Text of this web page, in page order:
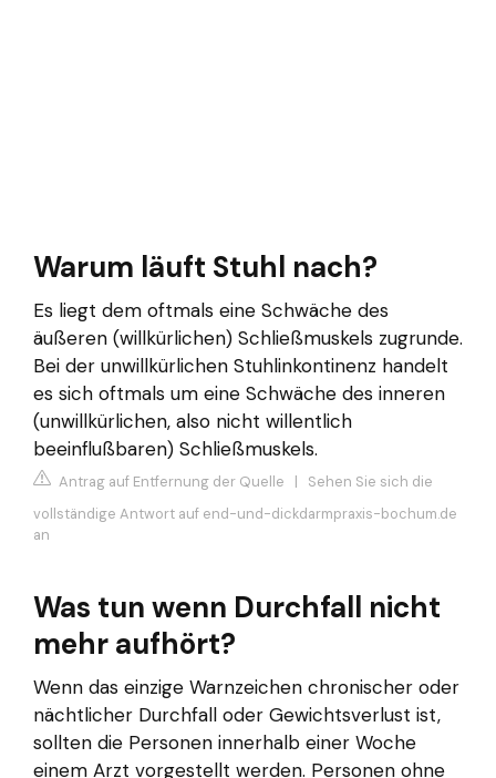
Warum läuft Stuhl nach?
Es liegt dem oftmals eine Schwäche des
äußeren (willkürlichen) Schließmuskels zugrunde.
Bei der unwillkürlichen Stuhlinkontinenz handelt
es sich oftmals um eine Schwäche des inneren
(unwillkürlichen, also nicht willentlich
beeinflußbaren) Schließmuskels.
Antrag auf Entfernung der Quelle | Sehen Sie sich die
vollständige Antwort auf end-und-dickdarmpraxis-bochum.de
an
Was tun wenn Durchfall nicht
mehr aufhört?
Wenn das einzige Warnzeichen chronischer oder
nächtlicher Durchfall oder Gewichtsverlust ist,
sollten die Personen innerhalb einer Woche
einem Arzt vorgestellt werden. Personen ohne